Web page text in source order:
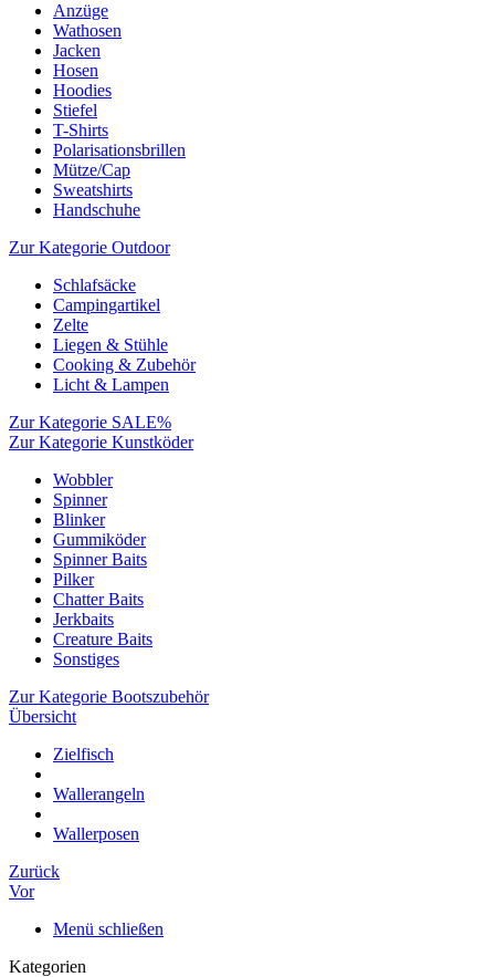
Anzüge
Wathosen
Jacken
Hosen
Hoodies
Stiefel
T-Shirts
Polarisationsbrillen
Mütze/Cap
Sweatshirts
Handschuhe
Zur Kategorie Outdoor
Schlafsäcke
Campingartikel
Zelte
Liegen & Stühle
Cooking & Zubehör
Licht & Lampen
Zur Kategorie SALE%
Zur Kategorie Kunstköder
Wobbler
Spinner
Blinker
Gummiköder
Spinner Baits
Pilker
Chatter Baits
Jerkbaits
Creature Baits
Sonstiges
Zur Kategorie Bootszubehör
Übersicht
Zielfisch
Wallerangeln
Wallerposen
Zurück
Vor
Menü schließen
Kategorien